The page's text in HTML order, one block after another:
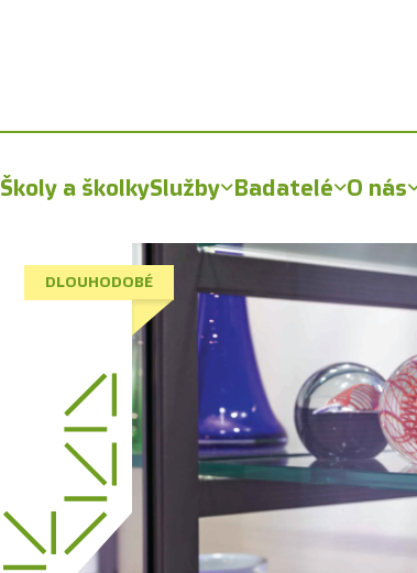
Školy a školkySlužby Badatelé O nás
DLOUHODOBÉ